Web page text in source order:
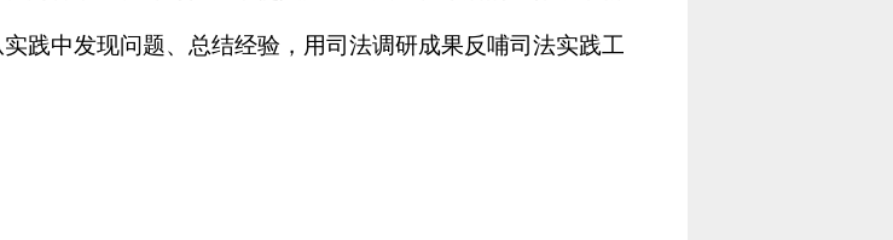
践中发现问题、总结经验，用司法调研成果反哺司法实践工